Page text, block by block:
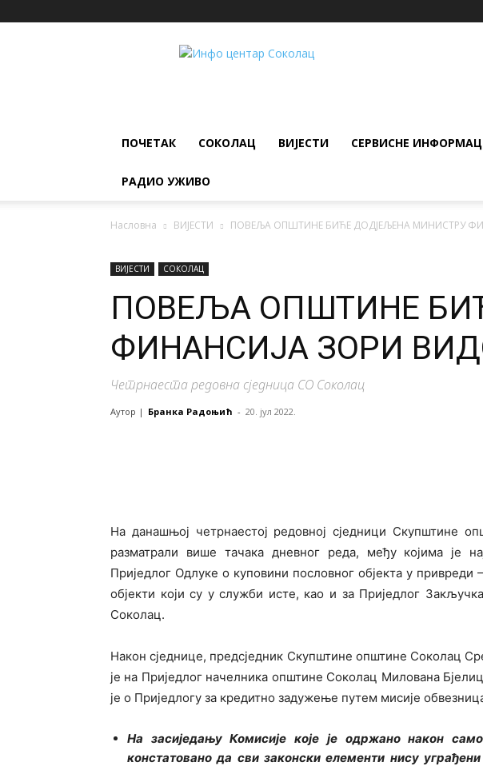
ИНФО
ПОЧЕТАК СОКОЛАЦ ВИЈЕСТИ СЕРВИСНЕ
РАДИО УЖИВО
Насловна ВИЈЕСТИ ПОВЕЉА ОПШТИНЕ БИЋЕ ДОДЈЕЉЕНА МИНИСТРУ
ВИЈЕСТИ СОКОЛАЦ
ПОВЕЉА ОПШТИНЕ
ФИНАНСИЈА ЗОРИ
Четрнаеста редовна сједница СО Соколац
Аутор | Бранка Радоњић - 20. јул 2022.
На данашњој четрнаестој редовној сједници Скупштине
разматрали више тачака дневног реда, међу којима је
Приједлог Одлуке о куповини пословног објекта у привреди
објекти који су у служби исте, као и за Приједлог
Соколац.
Након сједнице, предсједник Скупштине општине Соколац
је на Приједлог начелника општине Соколац Милована
је о Приједлогу за кредитно задужење путем мисије
На засиједању Комисије које је одржано након
констатовано да сви законски елементи нису